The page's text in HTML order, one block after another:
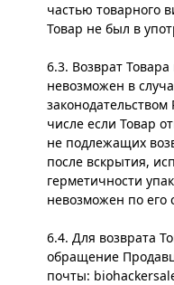
частью товарного
Товар не был в
6.3. Возврат
невозможен в
числе если Товар
не подлежащих
после вскрытия,
герметичности
невозможен по его
6.4. Для возврата
обращение
почты: